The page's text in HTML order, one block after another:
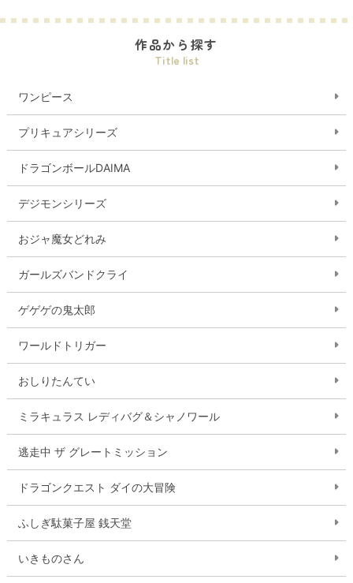
作品から探す
Title list
ワンピース
プリキュアシリーズ
ドラゴンボールDAIMA
デジモンシリーズ
おジャ魔女どれみ
ガールズバンドクライ
ゲゲゲの鬼太郎
ワールドトリガー
おしりたんてい
ミラキュラス レディバグ＆シャノワール
逃走中 ザ グレートミッション
ドラゴンクエスト ダイの大冒険
ふしぎ駄菓子屋 銭天堂
いきものさん